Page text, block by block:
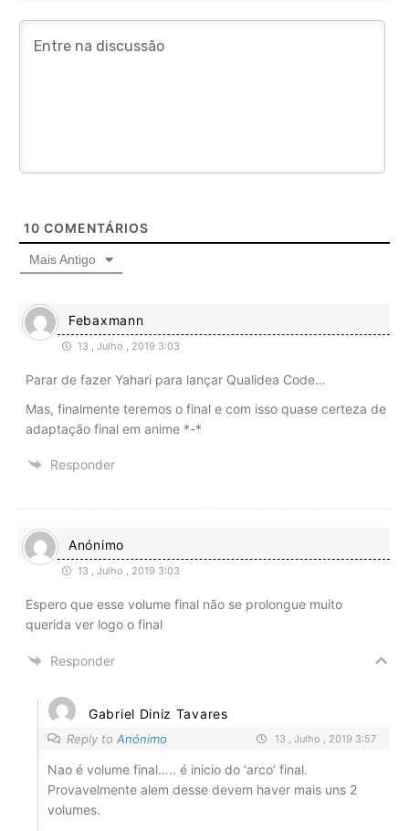
10 COMENTÁRIOS
Mais Antigo
Febaxmann
13 , Julho , 2019 3:03
Parar de fazer Yahari para lançar Qualidea Code…
Mas, finalmente teremos o final e com isso quase certeza de
adaptação final em anime *-*
Responder
Anónimo
13 , Julho , 2019 3:03
Espero que esse volume final não se prolongue muito
querida ver logo o final
Responder
Gabriel Diniz Tavares
Reply to Anónimo 13 , Julho , 2019 3:57
Nao é volume final….. é inicio do ‘arco’ final.
Provavelmente alem desse devem haver mais uns 2
volumes.